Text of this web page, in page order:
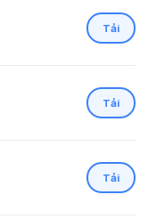
Tải
Tải
Tải